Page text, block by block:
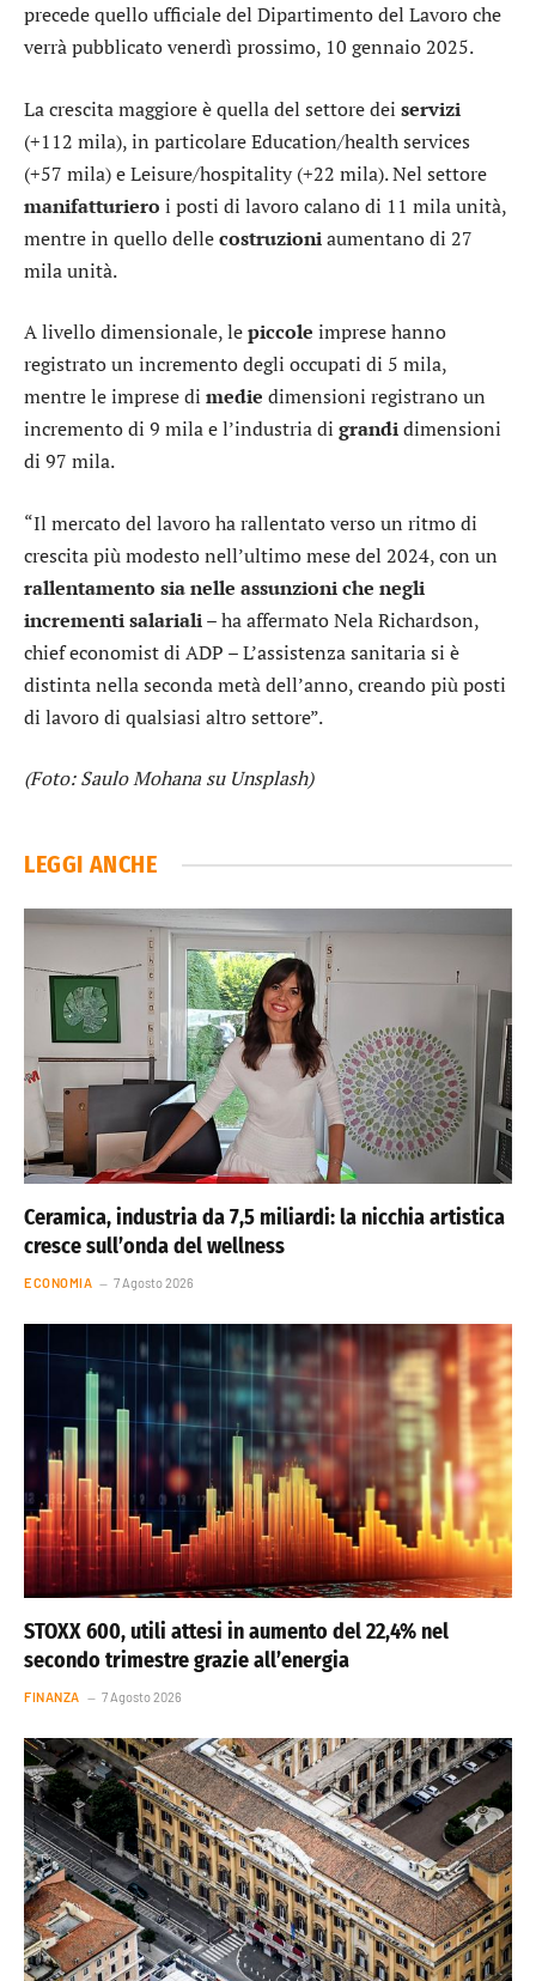
precede quello ufficiale del Dipartimento del Lavoro che
verrà pubblicato venerdì prossimo, 10 gennaio 2025.
La crescita maggiore è quella del settore dei servizi
(+112 mila), in particolare Education/health services
(+57 mila) e Leisure/hospitality (+22 mila). Nel settore
manifatturiero i posti di lavoro calano di 11 mila unità,
mentre in quello dellecostruzioniaumentano di 27
mila unità.
A livello dimensionale, lepiccole imprese hanno
registrato un incremento degli occupati di 5 mila,
mentre le imprese di medie dimensioni registrano un
incremento di 9 mila e l’industria di grandidimensioni
di 97 mila.
“Il mercato del lavoro ha rallentato verso un ritmo di
crescita più modesto nell’ultimo mese del 2024, con un
rallentamento sia nelle assunzioni che negli
incrementi salariali– ha affermato Nela Richardson,
chief economist di ADP – L’assistenza sanitaria si è
distinta nella seconda metà dell’anno, creando più posti
di lavoro di qualsiasi altro settore”.
(Foto: Saulo Mohana su Unsplash)
LEGGI ANCHE
Ceramica, industria da 7,5 miliardi: la nicchia artistica
cresce sull’onda del wellness
ECONOMIA 7 Agosto 2026
STOXX 600, utili attesi in aumento del 22,4% nel
secondo trimestre grazie all’energia
FINANZA 7 Agosto 2026